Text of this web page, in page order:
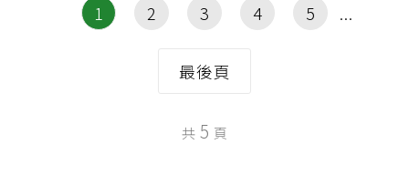
1 2 3 4 5
最後頁
共 5 頁